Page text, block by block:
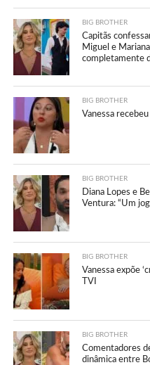
BIG BROTHER
Capitãs
Miguel e
completamente
BIG BROTHER
Vanessa
BIG BROTHER
Diana Lopes e
Ventura: “Um
BIG BROTHER
Vanessa expõe
TVI
BIG BROTHER
Comentadores
dinâmica entre